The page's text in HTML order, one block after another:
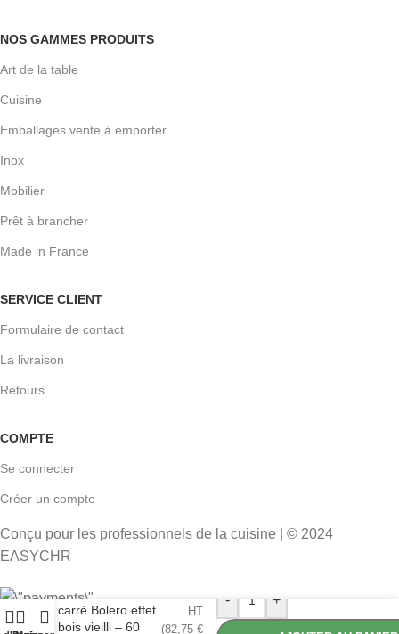
NOS GAMMES PRODUITS
Art de la table
Cuisine
Emballages vente à emporter
Inox
Mobilier
Prêt à brancher
Made in France
SERVICE CLIENT
Formulaire de contact
La livraison
Retours
COMPTE
Se connecter
Créer un compte
Conçu pour les professionnels de la cuisine | © 2024
EASYCHR
Plateau de table
carré Bolero effet
bois vieilli – 60
HT
(82,75 €
- +